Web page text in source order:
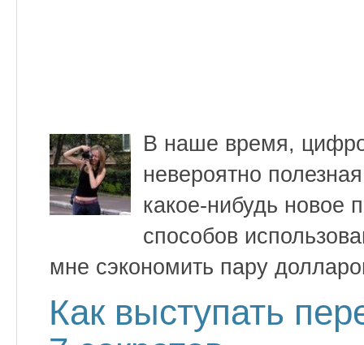
В наше время,
невероятно
какое-нибудь новое
способов
мне сэкономить пару
Как выступать